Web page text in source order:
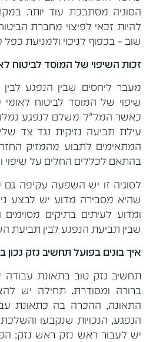
הסוגיה מסתבכת עוד יותר.
להיות זכאי לפיצוי מחברת
שוב – בכפוף לניכוי ולמניעת כפל
זכות השיפוי של המוסד לביטוח
מעבר ליחסים שבין הנפגע
שיפוי של המוסד לביטוח
כאשר המל"ל משלם לנפגע
עילת תביעה נזיקית נגד צד
המתאימים לתבוע מהמזיק
בהתאם לכללים החלים על שיפוי
לסוגיה זו יש השפעה עקיפה
שהיא מסבירה מדוע יש לבצע
ומדוע לעיתים בתיקים
שבין תביעת הנפגע לבין תביעת
איך בונים בפועל תחשיב נזק נכון
תחשיב נזק טוב בתאונת עבודה
ברורה ומסודרת. תחילה יש
התאונה, ההכרה בה כתאונת
הנפגע, הנכויות שנקבעו
יש לעבור ראש נזק ראש נזק: